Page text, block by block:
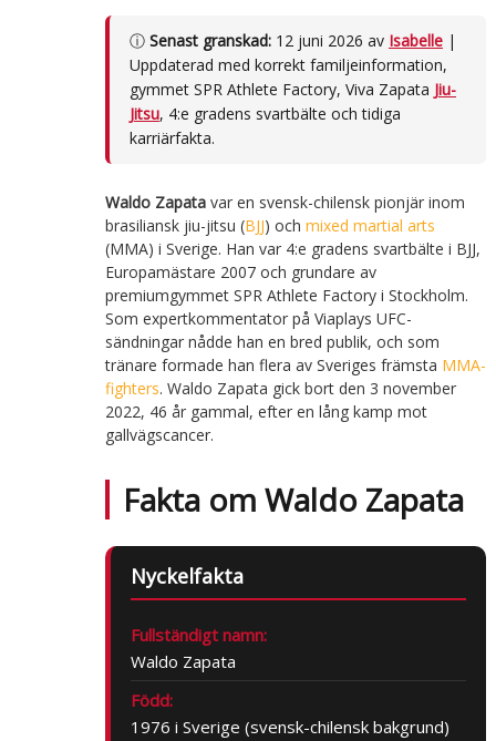
ⓘ Senast granskad:12 juni 2026 av Isabelle|
Uppdaterad med korrekt familjeinformation,
gymmet SPR Athlete Factory, Viva Zapata Jiu-
Jitsu, 4:e gradens svartbälte och tidiga
karriärfakta.
Waldo Zapatavar en svensk-chilensk pionjär inom
brasiliansk jiu-jitsu (BJJ) och mixed martial arts
(MMA) i Sverige. Han var 4:e gradens svartbälte i BJJ,
Europamästare 2007 och grundare av
premiumgymmet SPR Athlete Factory i Stockholm.
Som expertkommentator på Viaplays UFC-
sändningar nådde han en bred publik, och som
tränare formade han flera av Sveriges främsta MMA-
fighters. Waldo Zapata gick bort den 3 november
2022, 46 år gammal, efter en lång kamp mot
gallvägscancer.
Fakta om Waldo Zapata
Nyckelfakta
Fullständigt namn:
Waldo Zapata
Född:
1976 i Sverige (svensk-chilensk bakgrund)